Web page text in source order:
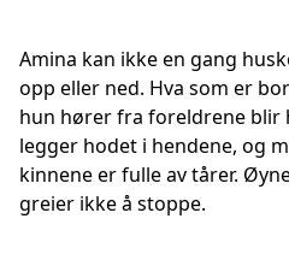
Amina kan ikke en gang
opp eller ned. Hva som er
hun hører fra foreldrene blir
legger hodet i hendene, og
kinnene er fulle av tårer.
greier ikke å stoppe.